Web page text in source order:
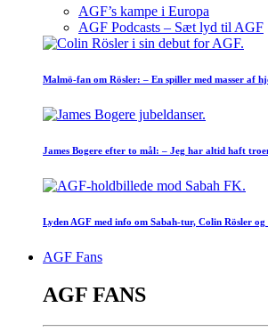
AGF’s kampe i Europa
AGF Podcasts – Sæt lyd til AGF
Malmö-fan om Rösler: – En spiller med masser af
James Bogere efter to mål: – Jeg har altid haft
Lyden AGF med info om Sabah-tur, Colin Rösler
AGF Fans
AGF FANS